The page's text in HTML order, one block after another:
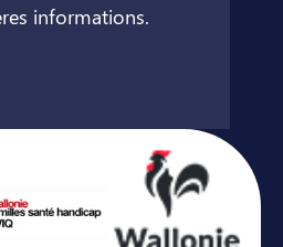
informations.